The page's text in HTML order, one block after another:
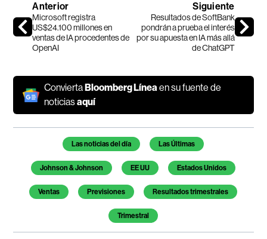
Anterior
Microsoft registra
US$24.100 millones en
ventas de IA procedentes de
OpenAI
Siguiente
Resultados de SoftBank
pondrán a prueba el interés
por su apuesta en IA más allá
de ChatGPT
Convierta Bloomberg Líneaen su fuente de
noticiasaquí
Temas de este artículo
Las noticias del día Las Últimas
Johnson & Johnson EE UU Estados Unidos
Ventas Previsiones Resultados trimestrales
Trimestral